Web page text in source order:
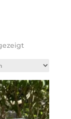
Nach